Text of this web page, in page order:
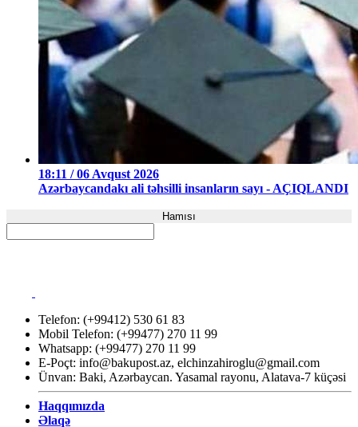
18:11 / 06 Avqust 2026
Azərbaycandakı ali təhsilli insanların sayı - AÇIQLANDI
Hamısı
Telefon: (+99412) 530 61 83
Mobil Telefon: (+99477) 270 11 99
Whatsapp: (+99477) 270 11 99
E-Poçt: info@bakupost.az, elchinzahiroglu@gmail.com
Ünvan: Baki, Azərbaycan. Yasamal rayonu, Alatava-7 küçəsi
Haqqımızda
Əlaqə